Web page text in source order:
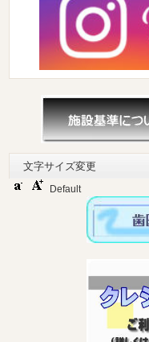
文字サイズ変更
Default